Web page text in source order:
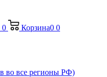
0 Корзина0 0
во все регионы РФ)